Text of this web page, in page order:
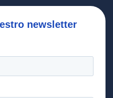
newsletter